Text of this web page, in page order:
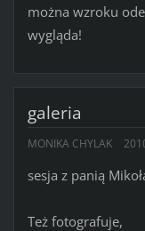
można wzroku
wygląda!
galeria
MONIKA CHYLAK
sesja z panią
Też fotografuje,